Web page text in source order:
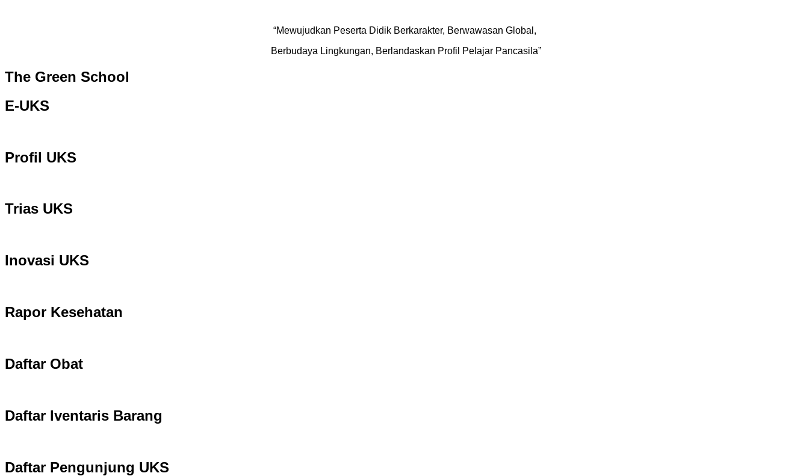
“Mewujudkan Peserta Didik Berkarakter, Berwawasan Global,
Berbudaya Lingkungan, Berlandaskan Profil Pelajar Pancasila”
The Green School
E-UKS
Profil UKS
Trias UKS
Inovasi UKS
Rapor Kesehatan
Daftar Obat
Daftar Iventaris Barang
Daftar Pengunjung UKS